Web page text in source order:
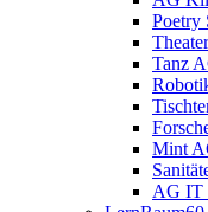
Poetry
Tanz
Mint
AG IT